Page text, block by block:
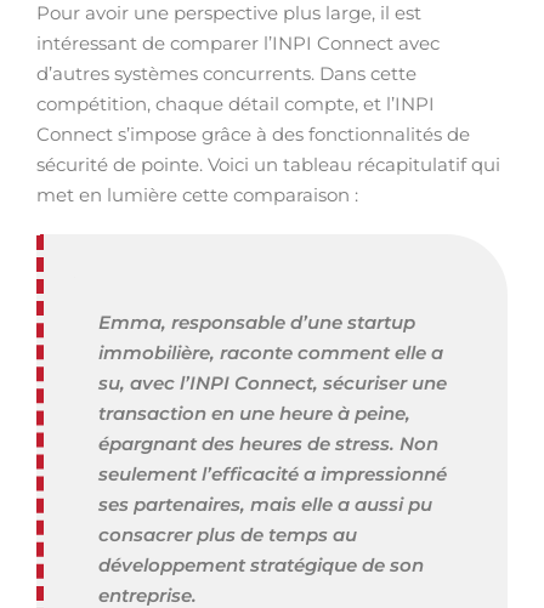
Pour avoir une perspective plus large, il est
intéressant de comparer l’INPI Connect avec
d’autres systèmes concurrents. Dans cette
compétition, chaque détail compte, et l’INPI
Connect s’impose grâce à des fonctionnalités de
sécurité de pointe. Voici un tableau récapitulatif qui
met en lumière cette comparaison :
Emma, responsable d’une startup
immobilière, raconte comment elle a
su, avec l’INPI Connect, sécuriser une
transaction en une heure à peine,
épargnant des heures de stress. Non
seulement l’efficacité a impressionné
ses partenaires, mais elle a aussi pu
consacrer plus de temps au
développement stratégique de son
entreprise.